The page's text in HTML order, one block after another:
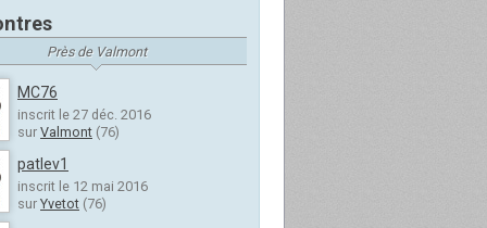
Près de Valmont
MC76
inscrit le 27 déc. 2016
sur Valmont (76)
patlev1
inscrit le 12 mai 2016
sur Yvetot (76)